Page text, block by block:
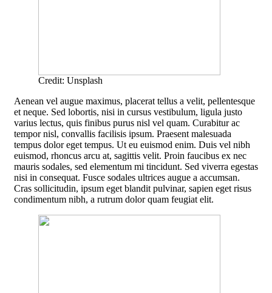
Credit: Unsplash
Aenean vel augue maximus, placerat tellus a velit, pellentesque
et neque. Sed lobortis, nisi in cursus vestibulum, ligula justo
varius lectus, quis finibus purus nisl vel quam. Curabitur ac
tempor nisl, convallis facilisis ipsum. Praesent malesuada
tempus dolor eget tempus. Ut eu euismod enim. Duis vel nibh
euismod, rhoncus arcu at, sagittis velit. Proin faucibus ex nec
mauris sodales, sed elementum mi tincidunt. Sed viverra egestas
nisi in consequat. Fusce sodales ultrices augue a accumsan.
Cras sollicitudin, ipsum eget blandit pulvinar, sapien eget risus
condimentum nibh, a rutrum dolor quam feugiat elit.